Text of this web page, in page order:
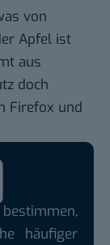
von
Apfel ist
aus
doch
Firefox und
häufiger